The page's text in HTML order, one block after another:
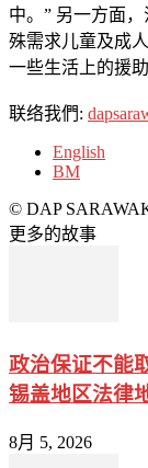
中。” 另一方面
殊需求儿童及成
一些生活上的援助
联络我們:
English
BM
© DAP
更多的故事
政治保证不能
锡盖地区法律
8月 5, 2026